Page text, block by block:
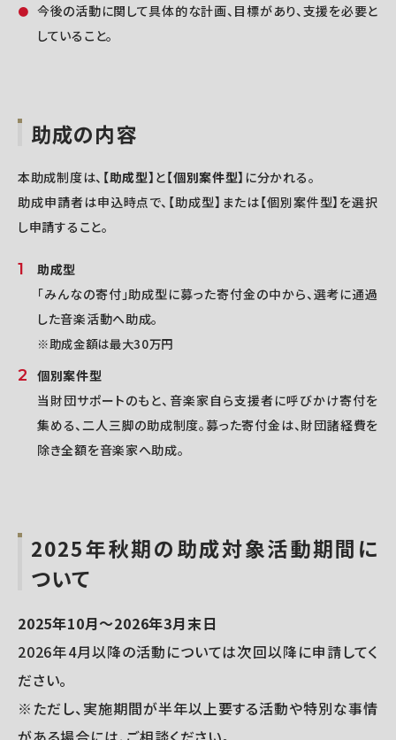
今後の活動に関して具体的な計画、目標があり、支援を必要と
していること。
助成の内容
本助成制度は、 【助成型】 と【個別案件型】 に分かれる。
助成申請者は申込時点で、【助成型】または【個別案件型】を選択
し申請すること。
助成型
「みんなの寄付」助成型に募った寄付金の中から、選考に通過
した音楽活動へ助成。
※助成金額は最大30万円
個別案件型
当財団サポートのもと、音楽家自ら支援者に呼びかけ寄付を
集める、二人三脚の助成制度。募った寄付金は、財団諸経費を
除き全額を音楽家へ助成。
2025年秋期の助成対象活動期間に
ついて
2025年10月～2026年3月末日
2026年4月以降の活動については次回以降に申請してく
ださい。
※ただし、実施期間が半年以上要する活動や特別な事情